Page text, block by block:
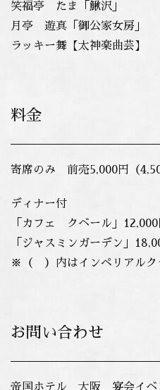
笑福亭 たま「鰍沢」
月亭 遊真「御公家女房」
ラッキー舞【太神楽曲芸】
料金
寄席のみ 前売5,000円（
ディナー付
「カフェ クベール」12,000
「ジャスミンガーデン」
※（ ）内はインペリアルク
お問い合わせ
帝国ホテル 大阪 宴会イベ